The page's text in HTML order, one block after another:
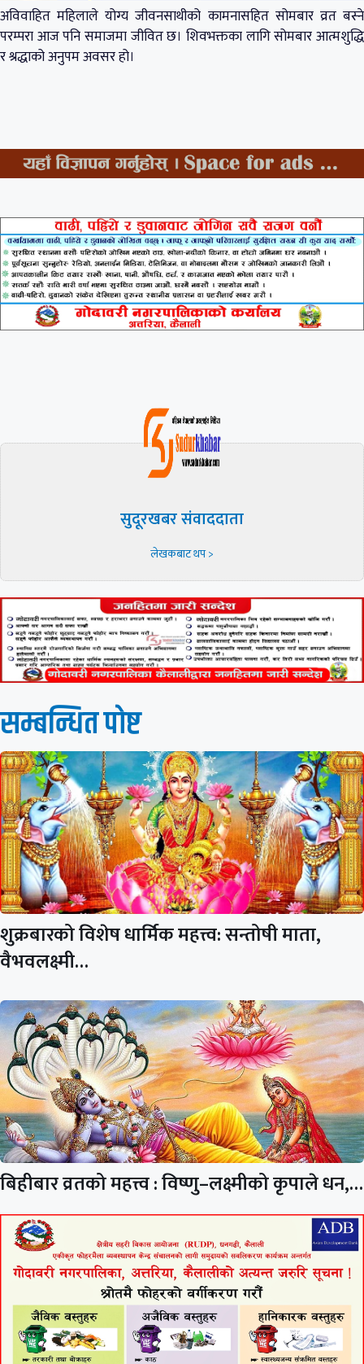
अविवाहित महिलाले योग्य जीवनसाथीको कामनासहित सोमबार व्रत बस्ने
परम्परा आज पनि समाजमा जीवित छ। शिवभक्तका लागि सोमबार आत्मशुद्धि
र श्रद्धाको अनुपम अवसर हो।
सुदूरखबर संवाददाता
लेखकबाट थप >
सम्बन्धित पाेष्ट
शुक्रबारको विशेष धार्मिक महत्त्व: सन्तोषी माता,
वैभवलक्ष्मी…
बिहीबार व्रतको महत्त्व : विष्णु–लक्ष्मीको कृपाले धन,…